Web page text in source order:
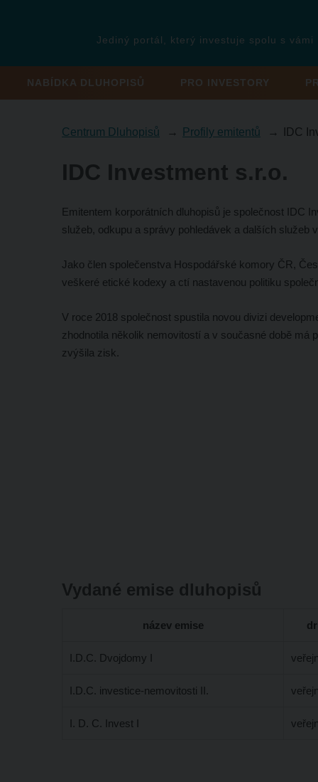
Jediný portál, který investuje spolu s vámi
NABÍDKA DLUHOPISŮ PRO INVESTORY
Centrum Dluhopisů Profily emitentů IDC
IDC Investment s.r.o.
Emitentem korporátních dluhopisů je společnost IDC
služeb, odkupu a správy pohledávek a dalších
Jako člen společenstva Hospodářské komory ČR,
veškeré etické kodexy a ctí nastavenou politiku
V roce 2018 společnost spustila novou divizi
zhodnotila několik nemovitostí a v současné době
zvýšila zisk.
Vydané emise dluhopisů
název emise
I.D.C. Dvojdomy I
I.D.C. investice-nemovitosti II.
I. D. C. Invest I